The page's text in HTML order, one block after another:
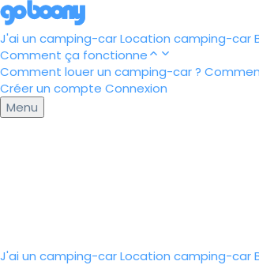
J'ai un camping-carLocation camping-car
Comment ça fonctionne
Comment louer un camping-car ?
Créer un compte Connexion
Menu
J'ai un camping-carLocation camping-car